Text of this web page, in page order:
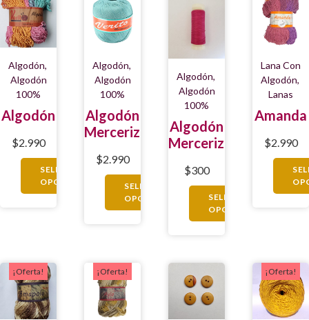
Algodón,
Algodón
100%
Algodón
$2.990
SELECCIONAR
OPCIONES
Algodón,
Algodón
100%
Algodón
Mercerizado
$2.990
SELECCIONAR
OPCIONES
Algodón,
Algodón
100%
Algodón
Mercerizado
$300
SELECCIONAR
OPCIONES
Lana Con
Algodón,
Lanas
Amanda
$2.990
¡Oferta! ¡Oferta! ¡Oferta!